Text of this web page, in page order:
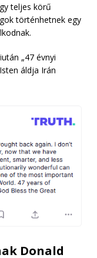
teljes körű
történhetnek egy
„47 évnyi
áldja Irán
Donald